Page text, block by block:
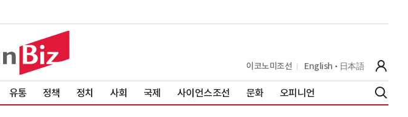
이코노미조선 English 日本語
유통 정책 정치 사회 국제 사이언스조선 문화 오피니언